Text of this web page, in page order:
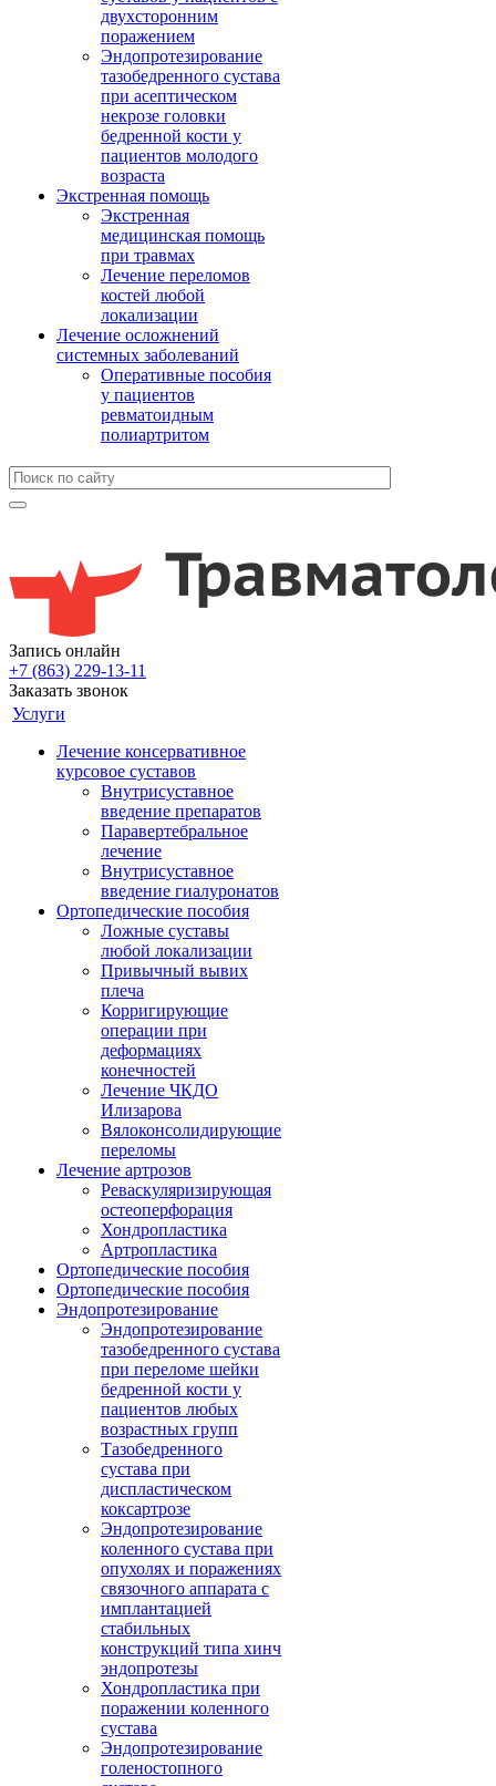
двухсторонним
поражением
Эндопротезирование
тазобедренного сустава
при асептическом
некрозе головки
бедренной кости у
пациентов молодого
возраста
Экстренная помощь
Экстренная
медицинская помощь
при травмах
Лечение переломов
костей любой
локализации
Лечение осложнений
системных заболеваний
Оперативные пособия
у пациентов
ревматоидным
полиартритом
Запись онлайн
+7 (863) 229-13-11
Заказать звонок
Услуги
Лечение консервативное
курсовое суставов
Внутрисуставное
введение препаратов
Паравертебральное
лечение
Внутрисуставное
введение гиалуронатов
Ортопедические пособия
Ложные суставы
любой локализации
Привычный вывих
плеча
Корригирующие
операции при
деформациях
конечностей
Лечение ЧКДО
Илизарова
Вялоконсолидирующие
переломы
Лечение артрозов
Реваскуляризирующая
остеоперфорация
Хондропластика
Артропластика
Ортопедические пособия
Ортопедические пособия
Эндопротезирование
Эндопротезирование
тазобедренного сустава
при переломе шейки
бедренной кости у
пациентов любых
возрастных групп
Тазобедренного
сустава при
диспластическом
коксартрозе
Эндопротезирование
коленного сустава при
опухолях и поражениях
связочного аппарата с
имплантацией
стабильных
конструкций типа хинч
эндопротезы
Хондропластика при
поражении коленного
сустава
Эндопротезирование
голеностопного